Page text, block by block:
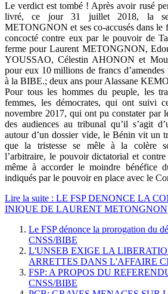
Le verdict est tombé ! Après avoir rusé
livré, ce jour 31 juillet 2018, la
METONGNON et ses co-accusés dans le
concocté contre eux par le pouvoir de
ferme pour Laurent METONGNON,
YOUSSAO, Célestin AHONON et
pour eux 10 millions de francs
à la BIBE.; deux ans pour Alassane
Pour tous les hommes du peuple, les
femmes, les démocrates, qui ont suivi
novembre 2017, qui ont pu constater par
des audiences au tribunal qu’il s’agit
autour d’un dossier vide, le Bénin vit un
que la tristesse se mêle à la colère
l’arbitraire, le pouvoir dictatorial et
même à accorder le moindre bénéfice
indiqués par le pouvoir en place avec le
Lire la suite : LE FSP DENONCE LA
INIQUE DE LAURENT METONGNON
Le FSP dénonce la prorogation du
CNSS/BIBE
L'UNSEB EXIGE LA
ARRETTES DANS L'AFFAIRE
FSP: A PROPOS DU
CNSS/BIBE